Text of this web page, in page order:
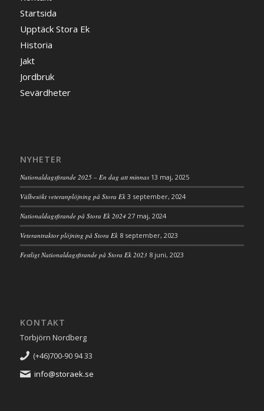
Startsida
Upptäck Stora Ek
Historia
Jakt
Jordbruk
Sevärdheter
NYHETER
Nationaldagsfirande 2025 – En dag att minnas 13 maj, 2025
Välbesökt veteranplöjning på Stora Ek 3 september, 2024
Nationaldagsfirande på Stora Ek 2024 27 maj, 2024
Veterantraktor plöjning på Stora Ek 8 september, 2023
Festligt Nationaldagsfirande på Stora Ek 2023 8 juni, 2023
KONTAKT
Torbjörn Nordberg
(+46)700-90 94 33
info@storaek.se